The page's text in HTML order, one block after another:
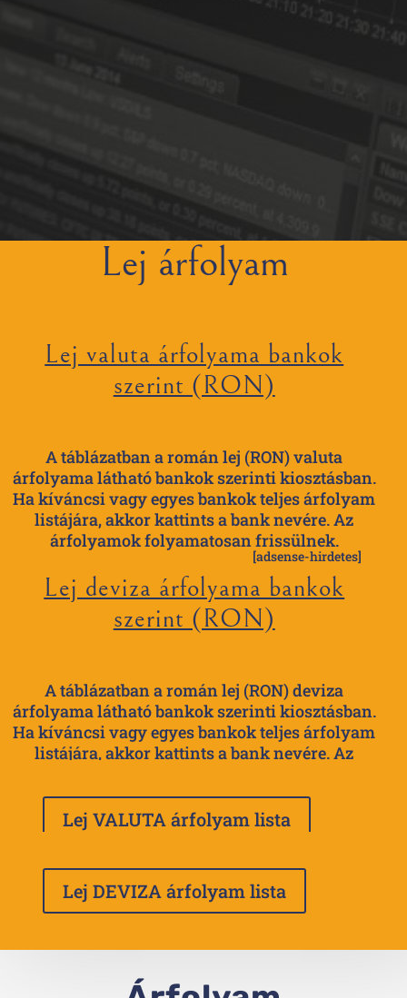
Lej árfolyam
Lej valuta árfolyama bankok
szerint (RON)
A táblázatban a román lej (RON) valuta
árfolyama látható bankok szerinti kiosztásban.
Ha kíváncsi vagy egyes bankok teljes árfolyam
listájára, akkor kattints a bank nevére. Az
árfolyamok folyamatosan frissülnek.
[adsense-hirdetes]
Lej deviza árfolyama bankok
szerint (RON)
A táblázatban a román lej (RON) deviza
árfolyama látható bankok szerinti kiosztásban.
Ha kíváncsi vagy egyes bankok teljes árfolyam
listájára, akkor kattints a bank nevére. Az
Lej VALUTA árfolyam lista
Lej DEVIZA árfolyam lista